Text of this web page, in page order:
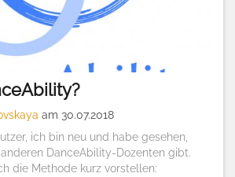
am 30.07.2018
ich bin neu und habe gesehen,
DanceAbility-Dozenten gibt.
die Methode kurz vorstellen: